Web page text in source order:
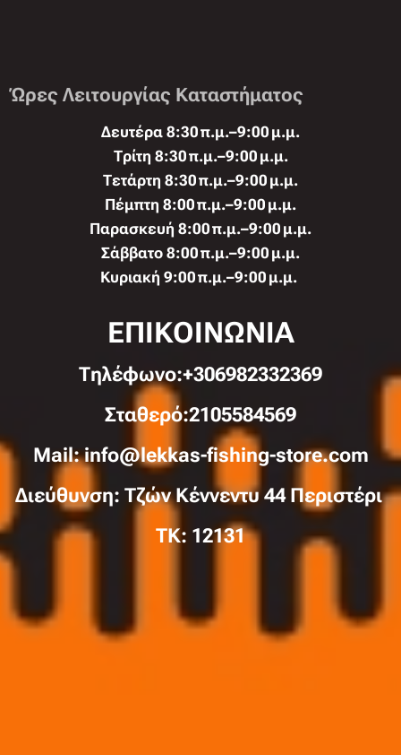
Ώρες Λειτουργίας Καταστήματος
Δευτέρα 8:30 π.μ.–9:00 μ.μ.
Τρίτη 8:30 π.μ.–9:00 μ.μ.
Τετάρτη 8:30 π.μ.–9:00 μ.μ.
Πέμπτη 8:00 π.μ.–9:00 μ.μ.
Παρασκευή 8:00 π.μ.–9:00 μ.μ.
Σάββατο 8:00 π.μ.–9:00 μ.μ.
Κυριακή 9:00 π.μ.–9:00 μ.μ.
ΕΠΙΚΟΙΝΩΝΙΑ
Τηλέφωνo:+306982332369
Σταθερό:2105584569
Mail: info@lekkas-fishing-store.com
Διεύθυνση: Τζών Κέννεντυ 44 Περιστέρι
TK: 12131